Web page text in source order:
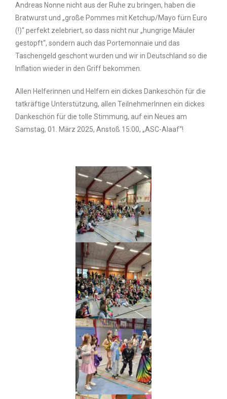
Andreas Nonne nicht aus der Ruhe zu bringen, haben die
Bratwurst und „große Pommes mit Ketchup/Mayo fürn Euro
(!)“ perfekt zelebriert, so dass nicht nur „hungrige Mäuler
gestopft“, sondern auch das Portemonnaie und das
Taschengeld geschont wurden und wir in Deutschland so die
Inflation wieder in den Griff bekommen.
Allen Helferinnen und Helfern ein dickes Dankeschön für die
tatkräftige Unterstützung, allen TeilnehmerInnen ein dickes
Dankeschön für die tolle Stimmung, auf ein Neues am
Samstag, 01. März 2025, Anstoß 15:00, „ASC-Alaaf“!